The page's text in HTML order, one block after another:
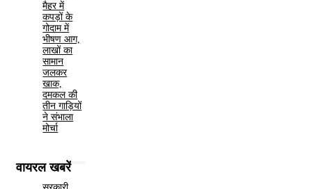
मैहर में
कपड़ों के
गोदाम में
भीषण आग,
लाखों का
सामान
जलकर
खाक,
दमकल की
तीन गाड़ियों
ने संभाला
मोर्चा
वायरल खबरें